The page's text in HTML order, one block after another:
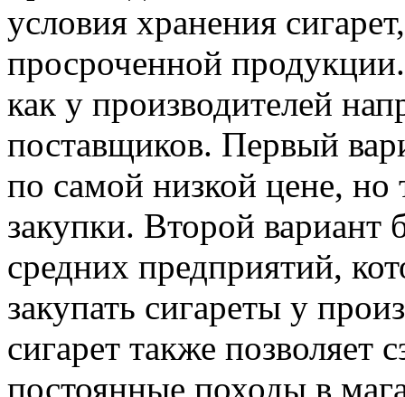
условия хранения
просроченной
как у производителей
поставщиков. Первый
по самой низкой цене,
закупки. Второй вариант
средних предприятий,
закупать сигареты у
сигарет также позволяет
постоянные походы в